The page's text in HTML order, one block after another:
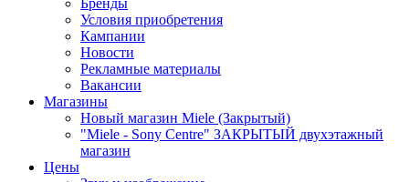
Бренды
Условия приобретения
Кампании
Новости
Рекламные материалы
Вакансии
Магазины
Новый магазин Miele (Закрытый)
"Miele - Sony Centre" ЗАКРЫТЫЙ двухэтажный
магазин
Цены